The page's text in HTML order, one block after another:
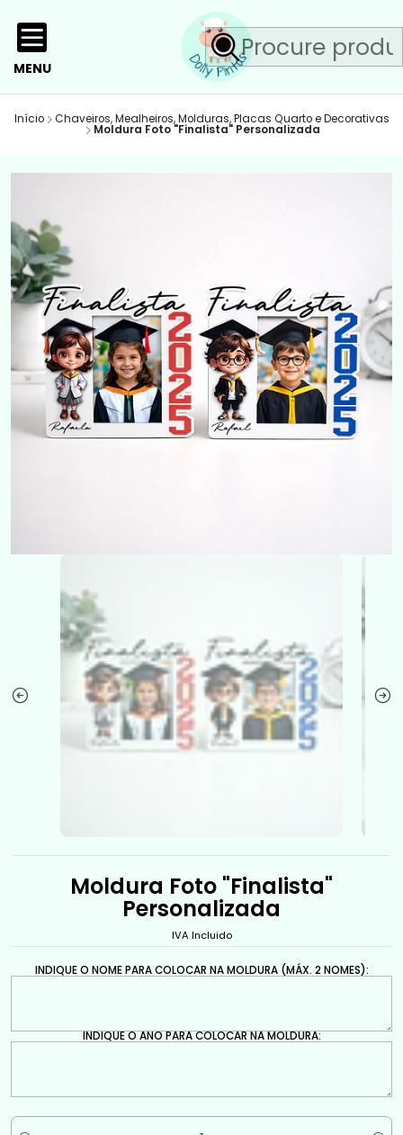
MENU
Início Chaveiros, Mealheiros, Molduras, Placas Quarto e Decorativas
Moldura Foto "Finalista" Personalizada
Moldura Foto "Finalista"
Personalizada
IVA Incluido
INDIQUE O NOME PARA COLOCAR NA MOLDURA (MÁX. 2 NOMES):
INDIQUE O ANO PARA COLOCAR NA MOLDURA: